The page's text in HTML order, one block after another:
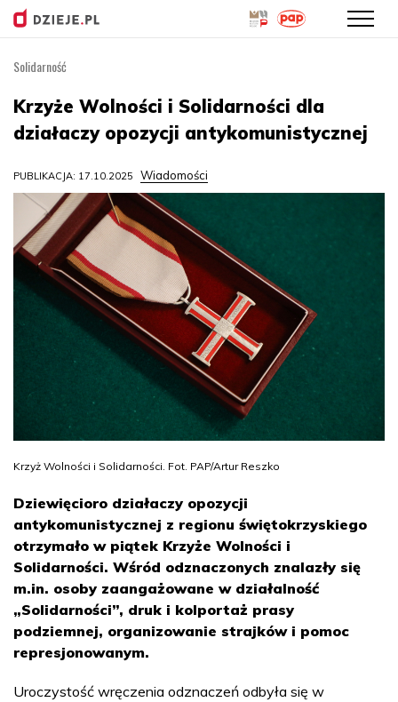
treści
Solidarność
Krzyże Wolności i Solidarności dla
działaczy opozycji antykomunistycznej
PUBLIKACJA: 17.10.2025 Wiadomości
Krzyż Wolności i Solidarności. Fot. PAP/Artur Reszko
Dziewięcioro działaczy opozycji
antykomunistycznej z regionu świętokrzyskiego
otrzymało w piątek Krzyże Wolności i
Solidarności. Wśród odznaczonych znalazły się
m.in. osoby zaangażowane w działalność
„Solidarności”, druk i kolportaż prasy
podziemnej, organizowanie strajków i pomoc
represjonowanym.
Uroczystość wręczenia odznaczeń odbyła się w